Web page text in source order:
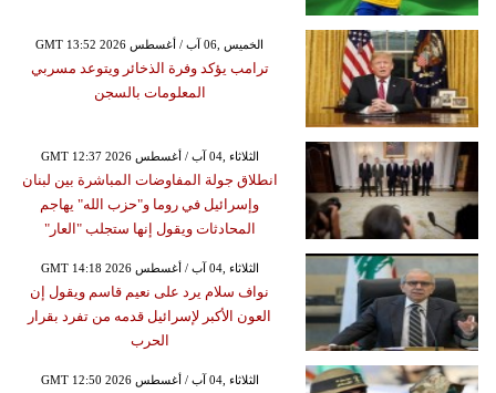
GMT 13:52 2026 الخميس ,06 آب / أغسطس
ترامب يؤكد وفرة الذخائر ويتوعد مسربي
المعلومات بالسجن
GMT 12:37 2026 الثلاثاء ,04 آب / أغسطس
انطلاق جولة المفاوضات المباشرة بين لبنان
وإسرائيل في روما و"حزب الله" يهاجم
المحادثات ويقول إنها ستجلب "العار"
GMT 14:18 2026 الثلاثاء ,04 آب / أغسطس
نواف سلام يرد على نعيم قاسم ويقول إن
العون الأكبر لإسرائيل قدمه من تفرد بقرار
الحرب
GMT 12:50 2026 الثلاثاء ,04 آب / أغسطس